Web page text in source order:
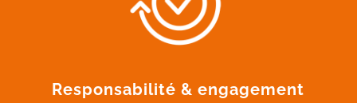
Responsabilité & engagement